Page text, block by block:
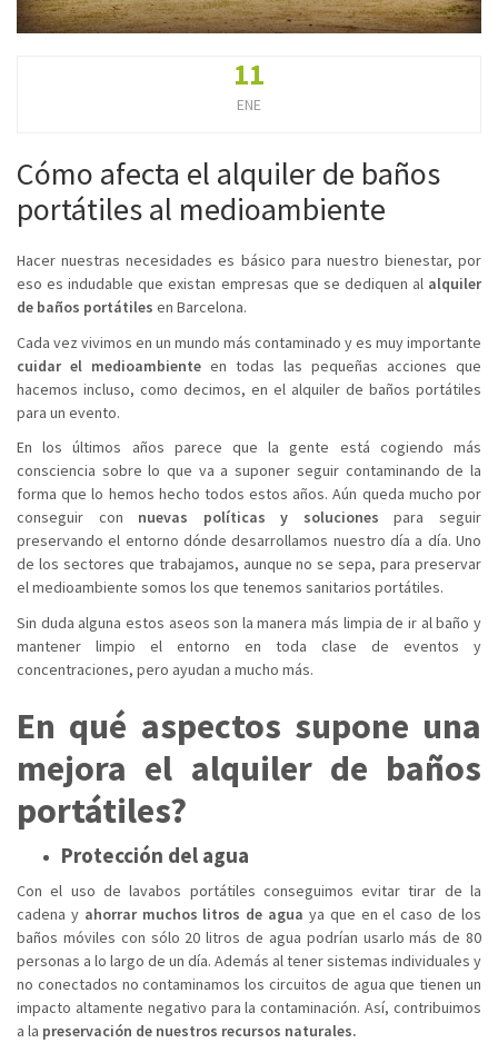
11
ENE
Cómo afecta el alquiler de baños
portátiles al medioambiente
Hacer nuestras necesidades es básico para nuestro bienestar, por
eso es indudable que existan empresas que se dediquen al alquiler
de baños portátiles en Barcelona.
Cada vez vivimos en un mundo más contaminado y es muy importante
cuidar el medioambiente en todas las pequeñas acciones que
hacemos incluso, como decimos, en el alquiler de baños portátiles
para un evento.
En los últimos años parece que la gente está cogiendo más
consciencia sobre lo que va a suponer seguir contaminando de la
forma que lo hemos hecho todos estos años. Aún queda mucho por
conseguir con nuevas políticas y soluciones para seguir
preservando el entorno dónde desarrollamos nuestro día a día. Uno
de los sectores que trabajamos, aunque no se sepa, para preservar
el medioambiente somos los que tenemos sanitarios portátiles.
Sin duda alguna estos aseos son la manera más limpia de ir al baño y
mantener limpio el entorno en toda clase de eventos y
concentraciones, pero ayudan a mucho más.
En qué aspectos supone una
mejora el alquiler de baños
portátiles?
Protección del agua
Con el uso de lavabos portátiles conseguimos evitar tirar de la
cadena y ahorrar muchos litros de agua ya que en el caso de los
baños móviles con sólo 20 litros de agua podrían usarlo más de 80
personas a lo largo de un día. Además al tener sistemas individuales y
no conectados no contaminamos los circuitos de agua que tienen un
impacto altamente negativo para la contaminación. Así, contribuimos
a la preservación de nuestros recursos naturales.